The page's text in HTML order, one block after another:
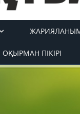
ЖАРИЯЛАНЫМ
ОҚЫРМАН ПІКІРІ